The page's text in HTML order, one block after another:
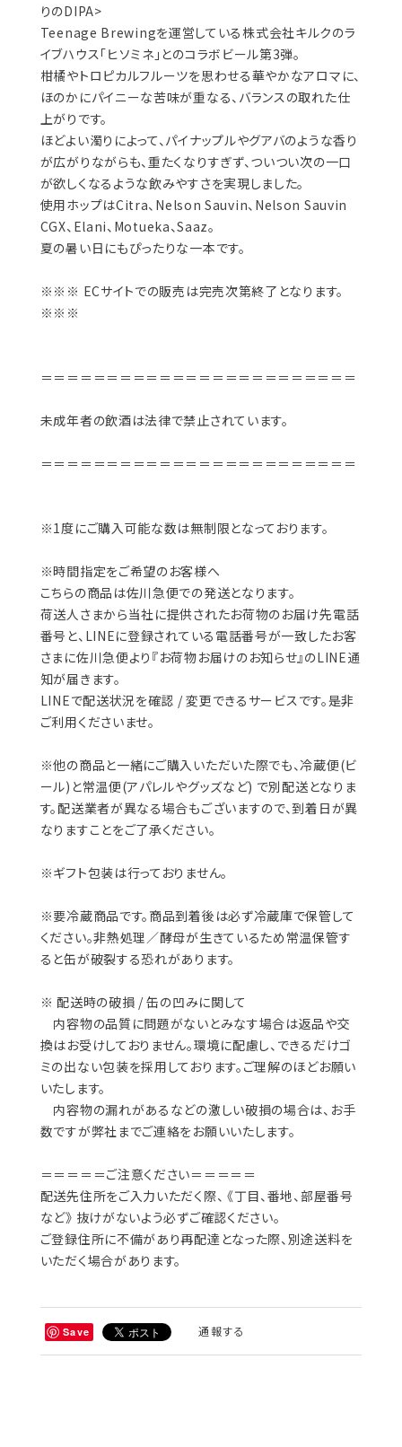
りのDIPA>
Teenage Brewingを運営している株式会社キルクのラ
イブハウス「ヒソミネ」とのコラボビール第3弾。
柑橘やトロピカルフルーツを思わせる華やかなアロマに、
ほのかにパイニーな苦味が重なる、バランスの取れた仕
上がりです。
ほどよい濁りによって、パイナップルやグアバのような香り
が広がりながらも、重たくなりすぎず、ついつい次の一口
が欲しくなるような飲みやすさを実現しました。
使用ホップはCitra、Nelson Sauvin、Nelson Sauvin
CGX、Elani、Motueka、Saaz。
夏の暑い日にもぴったりな一本です。
※※※ ECサイトでの販売は完売次第終了となります。
※※※
＝＝＝＝＝＝＝＝＝＝＝＝＝＝＝＝＝＝＝＝＝＝＝＝
未成年者の飲酒は法律で禁止されています。
＝＝＝＝＝＝＝＝＝＝＝＝＝＝＝＝＝＝＝＝＝＝＝＝
※1度にご購入可能な数は無制限となっております。
※時間指定をご希望のお客様へ
こちらの商品は佐川急便での発送となります。
荷送人さまから当社に提供されたお荷物のお届け先電話
番号と、LINEに登録されている電話番号が一致したお客
さまに佐川急便より『お荷物お届けのお知らせ』のLINE通
知が届きます。
LINEで配送状況を確認 / 変更できるサービスです。是非
ご利用くださいませ。
※他の商品と一緒にご購入いただいた際でも、冷蔵便(ビ
ール)と常温便(アパレルやグッズなど) で別配送となりま
す。配送業者が異なる場合もございますので、到着日が異
なりますことをご了承ください。
※ギフト包装は行っておりません。
※要冷蔵商品です。商品到着後は必ず冷蔵庫で保管して
ください。非熱処理／酵母が生きているため常温保管す
ると缶が破裂する恐れがあります。
※ 配送時の破損 / 缶の凹みに関して
内容物の品質に問題がないとみなす場合は返品や交
換はお受けしておりません。環境に配慮し、できるだけゴ
ミの出ない包装を採用しております。ご理解のほどお願い
いたします。
内容物の漏れがあるなどの激しい破損の場合は、お手
数ですが弊社までご連絡をお願いいたします。
＝＝＝＝＝ご注意ください＝＝＝＝＝
配送先住所をご入力いただく際、 《丁目、番地、部屋番号
など》 抜けがないよう必ずご確認ください。
ご登録住所に不備があり再配達となった際、別途送料を
いただく場合があります。
Save 通報する